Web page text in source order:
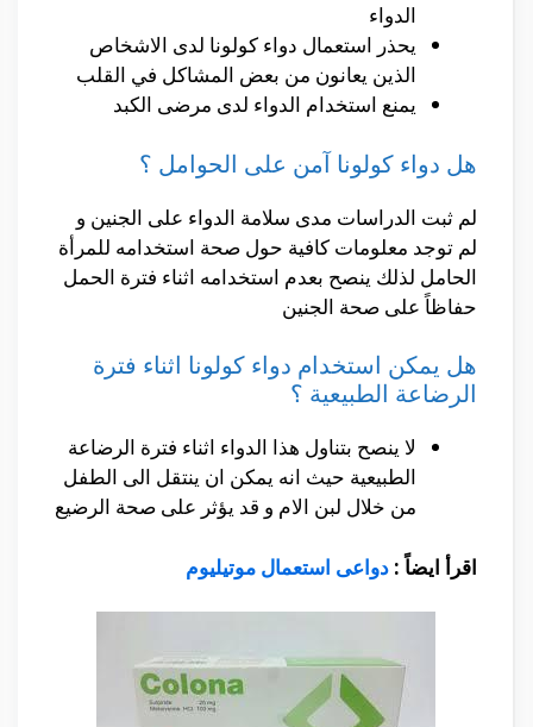
الدواء
يحذر استعمال دواء كولونا لدى الاشخاص
الذين يعانون من بعض المشاكل في القلب
يمنع استخدام الدواء لدى مرضى الكبد
هل دواء كولونا آمن على الحوامل ؟
لم ثبت الدراسات مدى سلامة الدواء على الجنين و
لم توجد معلومات كافية حول صحة استخدامه للمرأة
الحامل لذلك ينصح بعدم استخدامه اثناء فترة الحمل
حفاظاً على صحة الجنين
هل يمكن استخدام دواء كولونا اثناء فترة
الرضاعة الطبيعية ؟
لا ينصح بتناول هذا الدواء اثناء فترة الرضاعة
الطبيعية حيث انه يمكن ان ينتقل الى الطفل
من خلال لبن الام و قد يؤثر على صحة الرضيع
اقرأ ايضاً : دواعى استعمال موتيليوم